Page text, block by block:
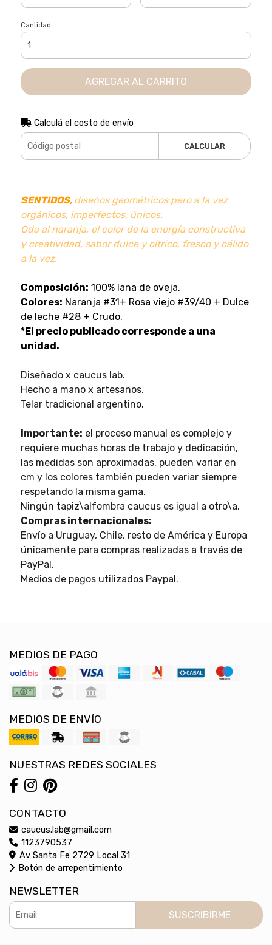
Cantidad
AGREGAR AL CARRITO
Calculá el costo de envío
CALCULAR
SENTIDOS,diseños geométricos pero a la vez
orgánicos, imperfectos, únicos.
Oda al naranja, el color de la energía constructiva
y creatividad, sabor dulce y cítrico, fresco y cálido
a la vez.
Composición: 100% lana de oveja.
Colores: Naranja #31+ Rosa viejo #39/40 + Dulce
de leche #28 + Crudo.
*El precio publicado corresponde a una
unidad.
Diseñado x caucus lab.
Hecho a mano x artesanos.
Telar tradicional argentino.
Importante: el proceso manual es complejo y
requiere muchas horas de trabajo y dedicación,
las medidas son aproximadas, pueden variar en
cm y los colores también pueden variar siempre
respetando la misma gama.
Ningún tapiz\alfombra caucus es igual a otro\a.
Compras internacionales:
Envío a Uruguay, Chile, resto de América y Europa
únicamente para compras realizadas a través de
PayPal.
Medios de pagos utilizados Paypal.
MEDIOS DE PAGO
MEDIOS DE ENVÍO
NUESTRAS REDES SOCIALES
CONTACTO
caucus.lab@gmail.com
1123790537
Av Santa Fe 2729 Local 31
Botón de arrepentimiento
NEWSLETTER
SUSCRIBIRME